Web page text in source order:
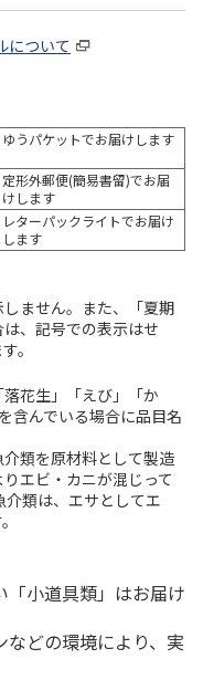
について
ゆうパケットでお届けします
定形外郵便(簡易書留)でお届
けします
レターパックライトでお届け
します
ません。また、「夏期
、記号での表示はせ
。
花生」「えび」「か
含んでいる場合に品目名
類を原材料として製造
エビ・カニが混じって
類は、エサとしてエ
「小道具類」はお届け
どの環境により、実